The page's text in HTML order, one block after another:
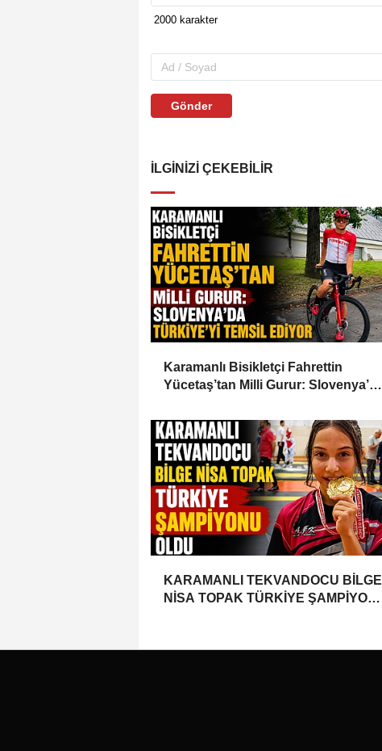
Gönder
İLGINIZI ÇEKEBILIR
Karamanlı Bisikletçi Fahrettin
Yücetaş’tan Milli Gurur: Slovenya’da
KARAMANLI TEKVANDOCU BİLGE
NİSA TOPAK TÜRKİYE ŞAMPİYONU